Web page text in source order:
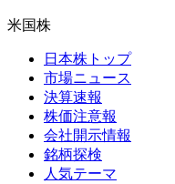
米国株
日本株トップ
市場ニュース
決算速報
株価注意報
会社開示情報
銘柄探検
人気テーマ